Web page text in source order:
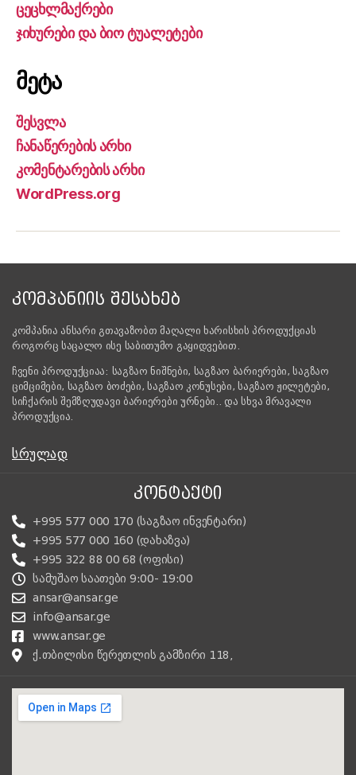
ცეცხლმაქრები
ჯიხურები და ბიო ტუალეტები
მეტა
შესვლა
ჩანაწერების არხი
კომენტარების არხი
WordPress.org
ᲙᲝᲛᲞᲐᲜᲘᲘᲡ ᲨᲔᲡᲐᲮᲔᲑ
კომპანია ანსარი გთავაზობთ მაღალი ხარისხის პროდუქციას
როგორც საცალო ისე საბითუმო გაყიდვებით.
ჩვენი პროდუქციაა: საგზაო ნიშნები, საგზაო ბარიერები, საგზაო
ციმციმები, საგზაო ბოძები, საგზაო კონუსები, საგზაო ჟილეტები,
სიჩქარის შემზღუდავი ბარიერები ურნები.. და სხვა მრავალი
პროდუქცია.
ᲡᲠᲣᲚᲐᲓ
ᲙᲝᲜᲢᲐᲥᲢᲘ
+995 577 000 170 (საგზაო ინვენტარი)
+995 577 000 160 (დახაზვა)
+995 322 88 00 68 (ოფისი)
სამუშაო საათები 9:00- 19:00
ansar@ansar.ge
info@ansar.ge
www.ansar.ge
ქ.თბილისი წერეთლის გამზირი 118,